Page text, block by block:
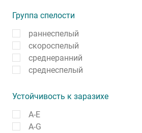
Группа спелости
раннеспелый
скороспелый
среднеранний
среднеспелый
Устойчивость к заразихе
A-E
A-G